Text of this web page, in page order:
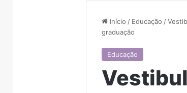
Início / Educação /
graduação
Educação